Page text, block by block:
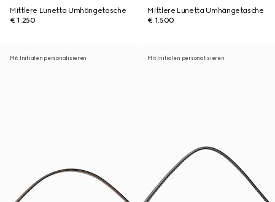
Mittlere Lunetta Umhängetasche
€ 1.250
Mittlere Lunetta Umhängetasche
€ 1.500
Mit Initialen personalisieren Mit Initialen personalisieren